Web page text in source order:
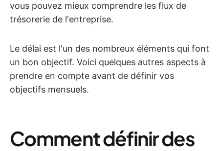
vous pouvez mieux comprendre les flux de
trésorerie de l'entreprise.
Le délai est l'un des nombreux éléments qui font
un bon objectif. Voici quelques autres aspects à
prendre en compte avant de définir vos
objectifs mensuels.
Comment définir des